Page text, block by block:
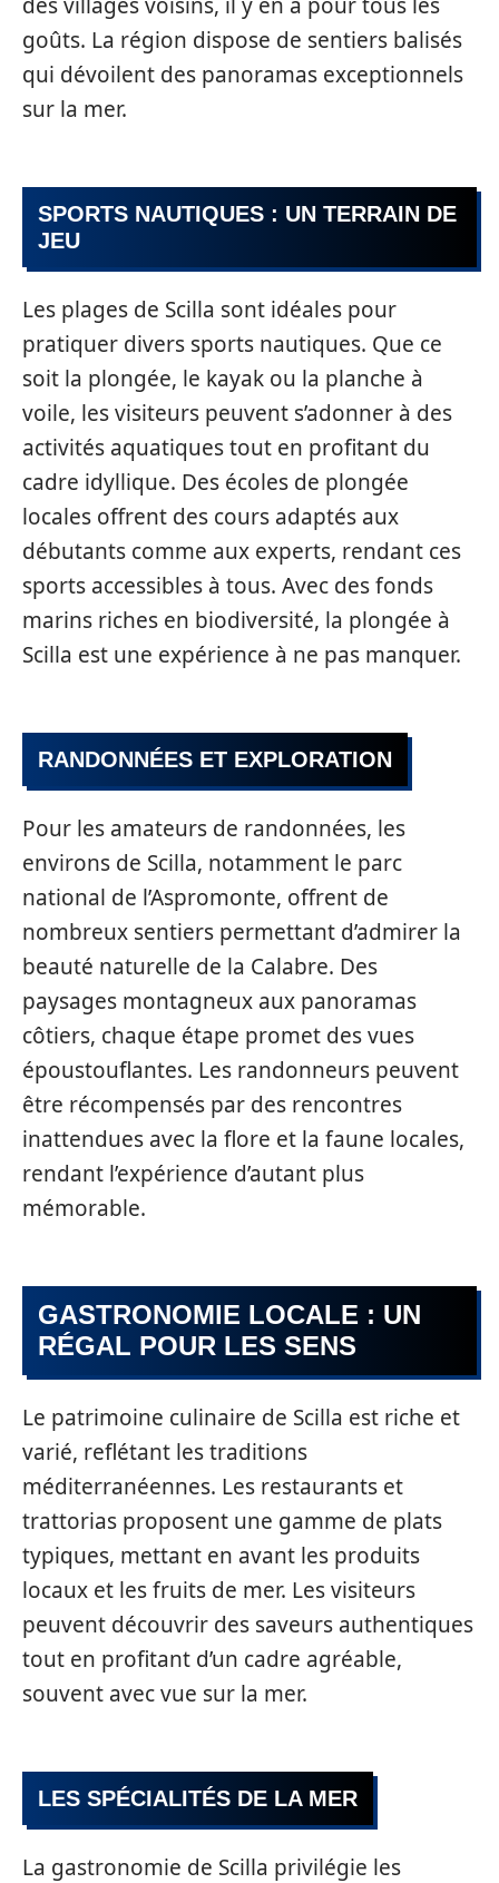
goûts. La région dispose de sentiers balisés
qui dévoilent des panoramas exceptionnels
sur la mer.
SPORTS NAUTIQUES : UN TERRAIN DE
JEU
Les plages de Scilla sont idéales pour
pratiquer divers sports nautiques. Que ce
soit la plongée, le kayak ou la planche à
voile, les visiteurs peuvent s’adonner à des
activités aquatiques tout en profitant du
cadre idyllique. Des écoles de plongée
locales offrent des cours adaptés aux
débutants comme aux experts, rendant ces
sports accessibles à tous. Avec des fonds
marins riches en biodiversité, la plongée à
Scilla est une expérience à ne pas manquer.
RANDONNÉES ET EXPLORATION
Pour les amateurs de randonnées, les
environs de Scilla, notamment le parc
national de l’Aspromonte, offrent de
nombreux sentiers permettant d’admirer la
beauté naturelle de la Calabre. Des
paysages montagneux aux panoramas
côtiers, chaque étape promet des vues
époustouflantes. Les randonneurs peuvent
être récompensés par des rencontres
inattendues avec la flore et la faune locales,
rendant l’expérience d’autant plus
mémorable.
GASTRONOMIE LOCALE : UN
RÉGAL POUR LES SENS
Le patrimoine culinaire de Scilla est riche et
varié, reflétant les traditions
méditerranéennes. Les restaurants et
trattorias proposent une gamme de plats
typiques, mettant en avant les produits
locaux et les fruits de mer. Les visiteurs
peuvent découvrir des saveurs authentiques
tout en profitant d’un cadre agréable,
souvent avec vue sur la mer.
LES SPÉCIALITÉS DE LA MER
La gastronomie de Scilla privilégie les